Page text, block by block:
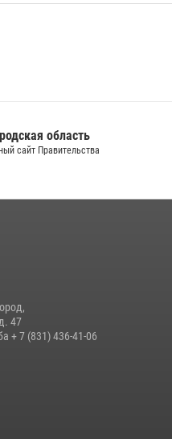
область
сайт Правительства
47
+ 7 (831) 436-41-06